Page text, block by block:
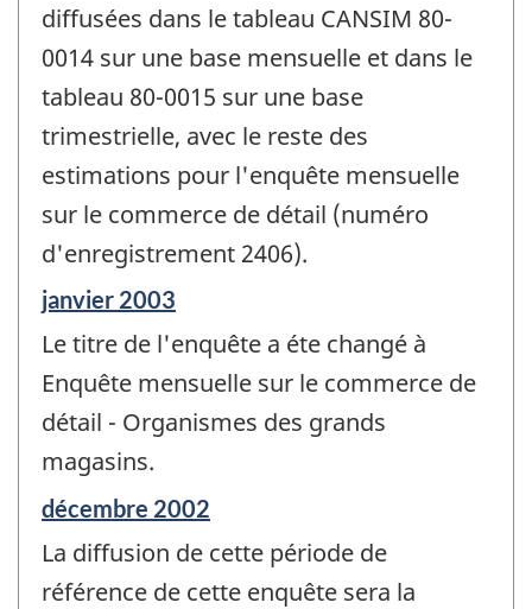
diffusées dans le tableau CANSIM 80-
0014 sur une base mensuelle et dans le
tableau 80-0015 sur une base
trimestrielle, avec le reste des
estimations pour l'enquête mensuelle
sur le commerce de détail (numéro
d'enregistrement 2406).
Période
référence
de
changement
-
janvier 2003
Le titre de l'enquête a éte changé à
Enquête mensuelle sur le commerce de
détail - Organismes des grands
magasins.
Période
référence
de
décembre 2002
La diffusion de cette période de
référence de cette enquête sera la